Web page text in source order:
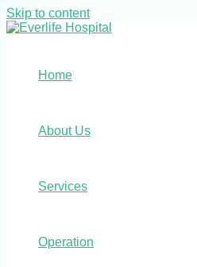
Skip to content
Home
About Us
Services
Operation